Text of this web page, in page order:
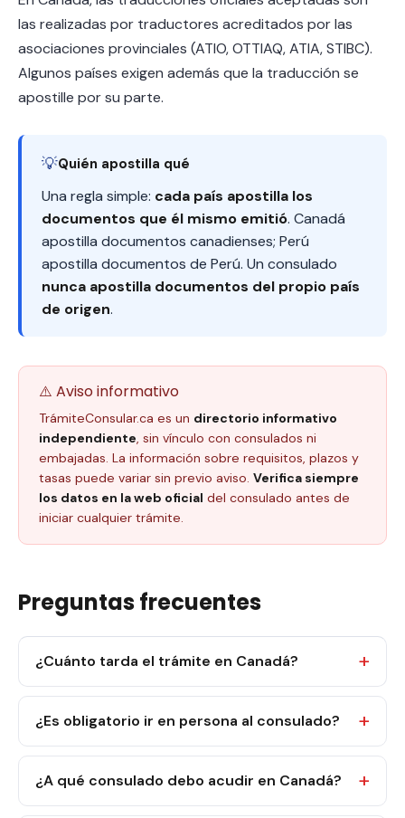
las realizadas por traductores acreditados por las
asociaciones provinciales (ATIO, OTTIAQ, ATIA, STIBC).
Algunos países exigen además que la traducción se
apostille por su parte.
💡Quién apostilla qué
Una regla simple: cada país apostilla los
documentos que él mismo emitió. Canadá
apostilla documentos canadienses; Perú
apostilla documentos de Perú. Un consulado
nunca apostilla documentos del propio país
de origen.
⚠️ Aviso informativo
TrámiteConsular.ca es un directorio informativo
independiente, sin vínculo con consulados ni
embajadas. La información sobre requisitos, plazos y
tasas puede variar sin previo aviso. Verifica siempre
los datos en la web oficial del consulado antes de
iniciar cualquier trámite.
Preguntas frecuentes
¿Cuánto tarda el trámite en Canadá?
¿Es obligatorio ir en persona al consulado?
¿A qué consulado debo acudir en Canadá?